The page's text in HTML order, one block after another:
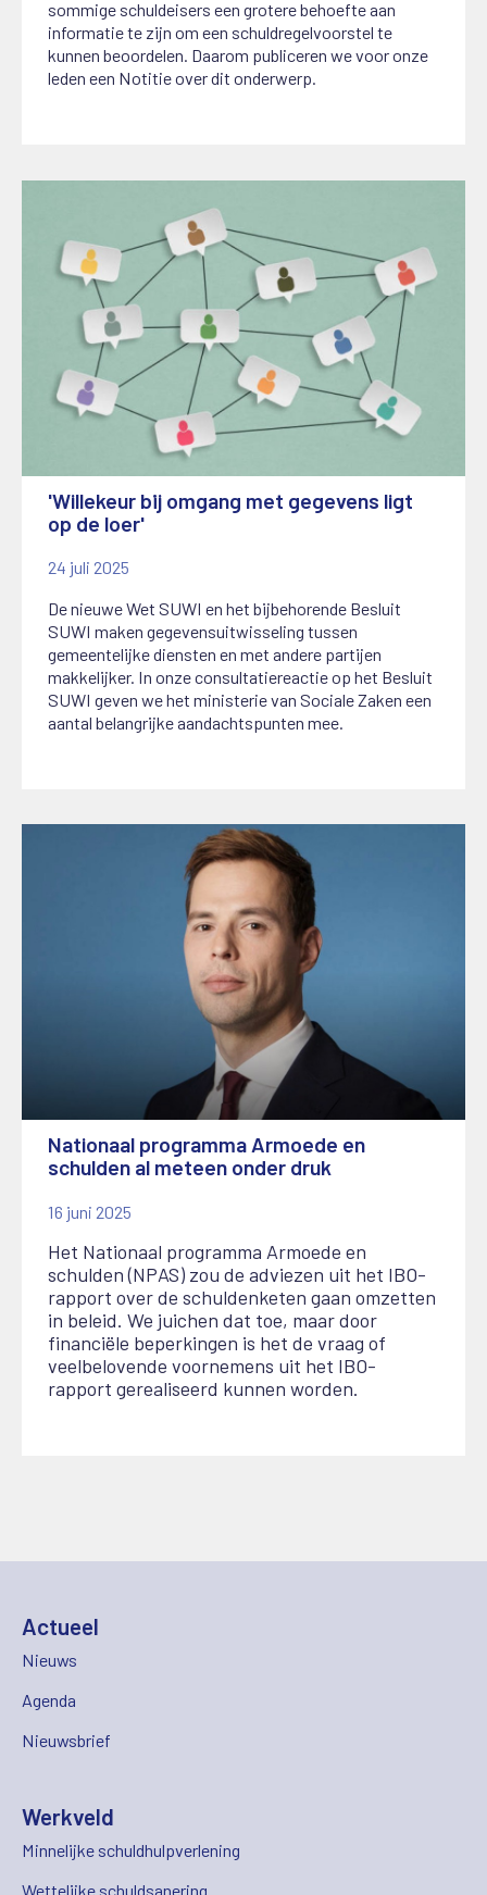
sommige schuldeisers een grotere behoefte aan
informatie te zijn om een schuldregelvoorstel te
kunnen beoordelen. Daarom publiceren we voor onze
leden een Notitie over dit onderwerp.
'Willekeur bij omgang met gegevens ligt
op de loer'
24 juli 2025
De nieuwe Wet SUWI en het bijbehorende Besluit
SUWI maken gegevensuitwisseling tussen
gemeentelijke diensten en met andere partijen
makkelijker. In onze consultatiereactie op het Besluit
SUWI geven we het ministerie van Sociale Zaken een
aantal belangrijke aandachtspunten mee.
Nationaal programma Armoede en
schulden al meteen onder druk
16 juni 2025
Het Nationaal programma Armoede en
schulden (NPAS) zou de adviezen uit het IBO-
rapport over de schuldenketen gaan omzetten
in beleid. We juichen dat toe, maar door
financiële beperkingen is het de vraag of
veelbelovende voornemens uit het IBO-
rapport gerealiseerd kunnen worden.
Actueel
Nieuws
Agenda
Nieuwsbrief
Werkveld
Minnelijke schuldhulpverlening
Wettelijke schuldsanering